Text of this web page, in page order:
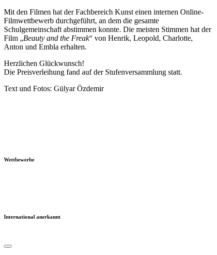
Mit den Filmen hat der Fachbereich Kunst einen internen Online-
Filmwettbewerb durchgeführt, an dem die gesamte
Schulgemeinschaft abstimmen konnte. Die meisten Stimmen hat der
Film „Beauty and the Freak“ von Henrik, Leopold, Charlotte,
Anton und Embla erhalten.
Herzlichen Glückwunsch!
Die Preisverleihung fand auf der Stufenversammlung statt.
Text und Fotos: Gülyar Özdemir
Wettbewerbe
International anerkannt